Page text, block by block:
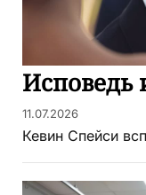
Исповедь
11.07.2026
Кевин Спейси